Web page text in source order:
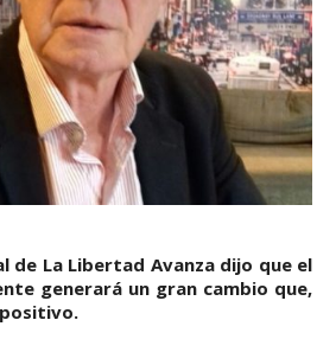
de La Libertad Avanza dijo que el
generará un gran cambio que,